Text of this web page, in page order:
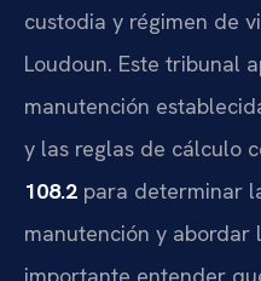
custodia y régimen de
Loudoun. Este tribunal
manutención
y las reglas de cálculo
108.2 para determinar
manutención y abordar
importante entender